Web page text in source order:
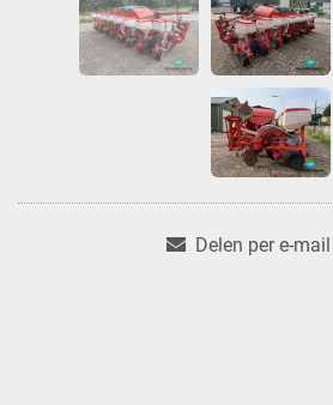
Delen per e-mail